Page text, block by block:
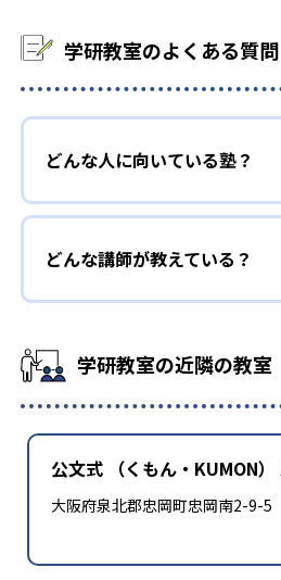
学研教室のよくある質問
どんな人に向いている塾？
どんな講師が教えている？
学研教室の近隣の教室
公文式 （くもん・KUMON
大阪府泉北郡忠岡町忠岡南2-9-5